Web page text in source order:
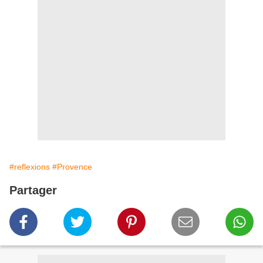
#reflexions #Provence
Partager